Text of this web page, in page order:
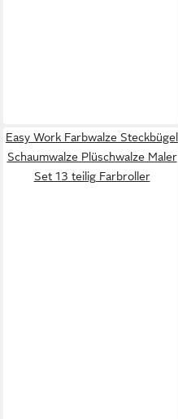
Easy Work Farbwalze Steckbügel
Schaumwalze Plüschwalze Maler
Set 13 teilig Farbroller